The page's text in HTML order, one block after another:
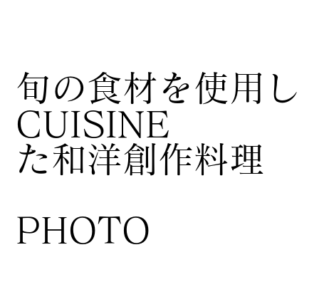
CUISINE
​旬の食材を使用し
た和洋創作料理
​PHOTO